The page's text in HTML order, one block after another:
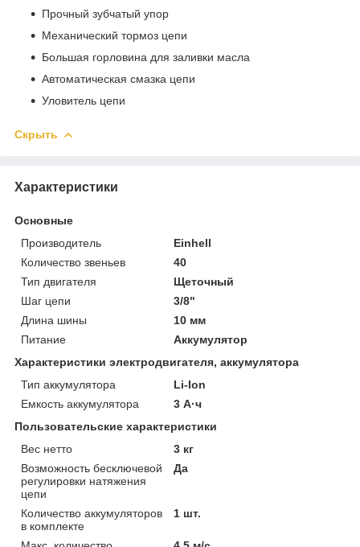
Прочный зубчатый упор
Механический тормоз цепи
Большая горловина для заливки масла
Автоматическая смазка цепи
Уловитель цепи
Скрыть
Характеристики
Основные
Производитель
Einhell
Количество звеньев
40
Тип двигателя
Щеточный
Шаг цепи
3/8"
Длина шины
10 мм
Питание
Аккумулятор
Характеристики электродвигателя, аккумулятора
Тип аккумулятора
Li-Ion
Емкость аккумулятора
3 А·ч
Пользовательские характеристики
Вес нетто
3 кг
Возможность бесключевой
регулировки натяжения
цепи
Да
Количество аккумуляторов
в комплекте
1 шт.